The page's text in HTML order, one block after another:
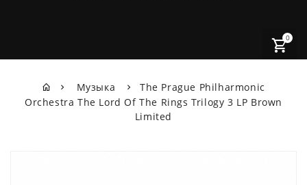
0
Музыка
The Prague Philharmonic
Orchestra The Lord Of The Rings Trilogy 3 LP Brown
Limited